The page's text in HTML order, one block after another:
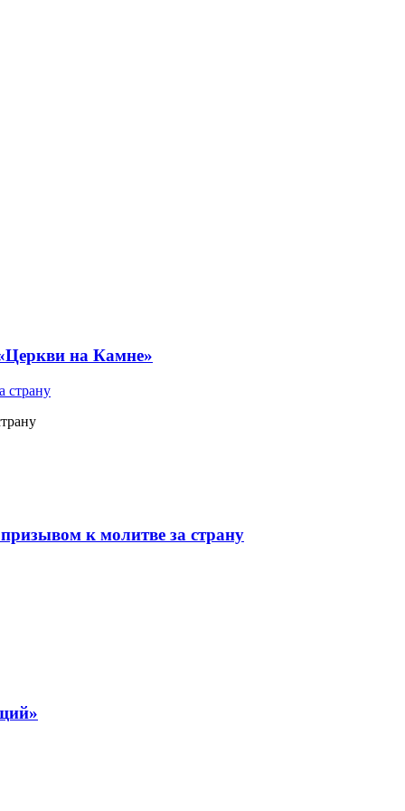
на Камне»
к молитве за страну